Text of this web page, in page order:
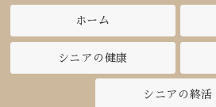
ホーム
シニアの健康
シニアの終活